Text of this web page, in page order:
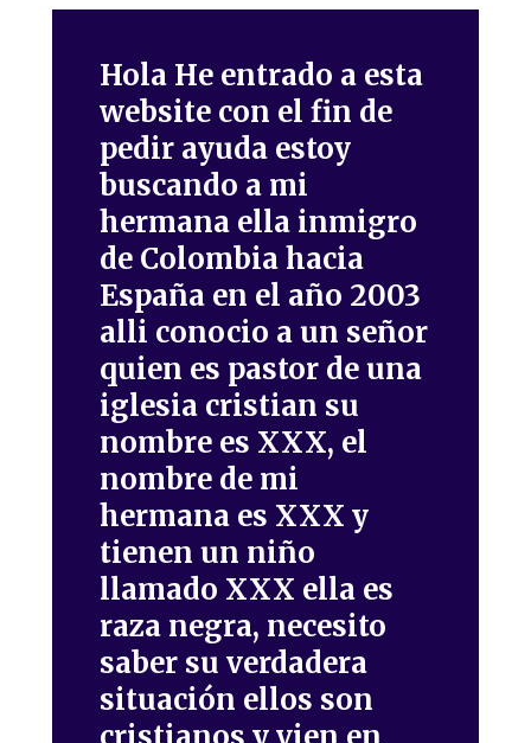
Hola He entrado a esta
website con el fin de
pedir ayuda estoy
buscando a mi
hermana ella inmigro
de Colombia hacia
España en el año 2003
alli conocio a un señor
quien es pastor de una
iglesia cristian su
nombre es XXX, el
nombre de mi
hermana es XXX y
tienen un niño
llamado XXX ella es
raza negra, necesito
saber su verdadera
situación ellos son